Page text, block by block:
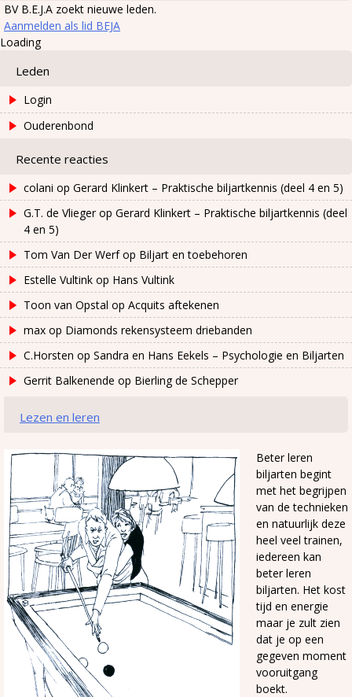
BV B.E.J.A zoekt nieuwe leden.
Aanmelden als lid BEJA
Loading
Leden
Login
Ouderenbond
Recente reacties
colani op Gerard Klinkert – Praktische biljartkennis (deel 4 en 5)
G.T. de Vliegerop Gerard Klinkert – Praktische biljartkennis (deel
4 en 5)
Tom Van Der Werfop Biljart en toebehoren
Estelle Vultink op Hans Vultink
Toon van Opstal op Acquits aftekenen
max op Diamonds rekensysteem driebanden
C.Horsten op Sandra en Hans Eekels – Psychologie en Biljarten
Gerrit Balkenende op Bierling de Schepper
Lezen en leren
Beter leren
biljarten begint
met het begrijpen
van de technieken
en natuurlijk deze
heel veel trainen,
iedereen kan
beter leren
biljarten. Het kost
tijd en energie
maar je zult zien
dat je op een
gegeven moment
vooruitgang
boekt.